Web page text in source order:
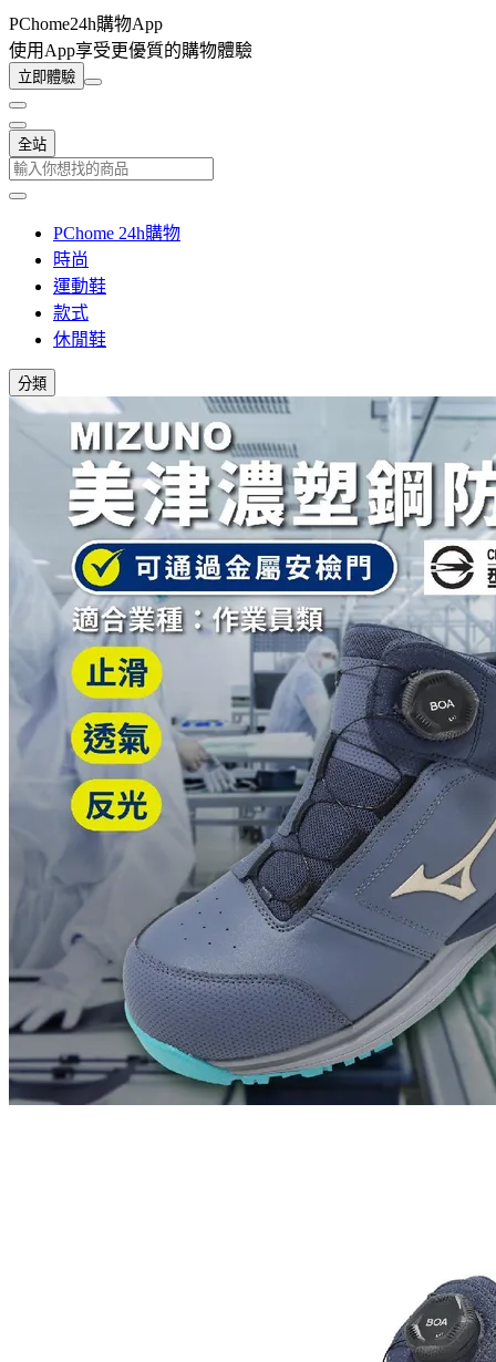
PChome24h購物App
使用App享受更優質的購物體驗
立即體驗
全站
PChome 24h購物
時尚
運動鞋
款式
休閒鞋
分類